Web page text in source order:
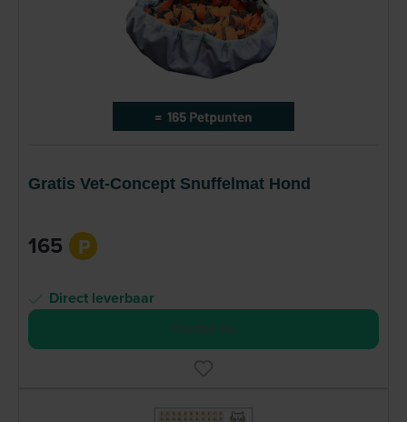
Gratis Vet-Concept Snuffelmat Hond
165 P
Direct leverbaar
Bestel nu